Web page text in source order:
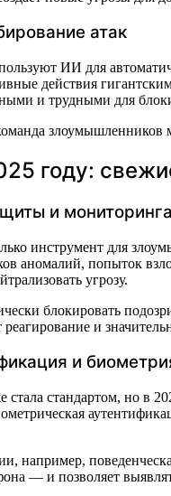
атак
ИИ для
действия
и трудными для
году:
и мониторинга
инструмент для
аномалий, попыток
угрозу.
блокировать
реагирование и
и
стала стандартом, но в
например,
— и позволяет